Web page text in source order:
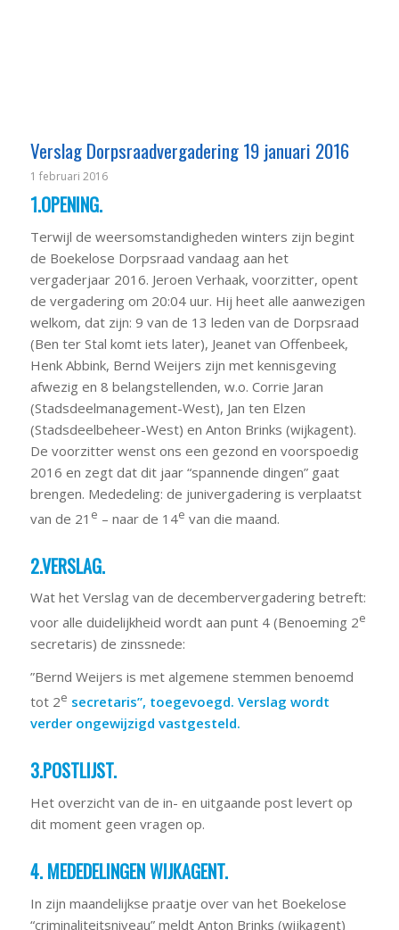
Verslag Dorpsraadvergadering 19 januari 2016
1 februari 2016
1.OPENING.
Terwijl de weersomstandigheden winters zijn begint
de Boekelose Dorpsraad vandaag aan het
vergaderjaar 2016. Jeroen Verhaak, voorzitter, opent
de vergadering om 20:04 uur. Hij heet alle aanwezigen
welkom, dat zijn: 9 van de 13 leden van de Dorpsraad
(Ben ter Stal komt iets later), Jeanet van Offenbeek,
Henk Abbink, Bernd Weijers zijn met kennisgeving
afwezig en 8 belangstellenden, w.o. Corrie Jaran
(Stadsdeelmanagement-West), Jan ten Elzen
(Stadsdeelbeheer-West) en Anton Brinks (wijkagent).
De voorzitter wenst ons een gezond en voorspoedig
2016 en zegt dat dit jaar “spannende dingen” gaat
brengen. Mededeling: de junivergadering is verplaatst
van de 21 e – naar de 14e van die maand.
2.VERSLAG.
Wat het Verslag van de decembervergadering betreft:
voor alle duidelijkheid wordt aan punt 4 (Benoeming 2e
secretaris) de zinssnede:
”Bernd Weijers is met algemene stemmen benoemd
tot 2e secretaris”, toegevoegd. Verslag wordt
verder ongewijzigd vastgesteld.
3.POSTLIJST.
Het overzicht van de in- en uitgaande post levert op
dit moment geen vragen op.
4. MEDEDELINGEN WIJKAGENT.
In zijn maandelijkse praatje over van het Boekelose
“criminaliteitsniveau” meldt Anton Brinks (wijkagent)